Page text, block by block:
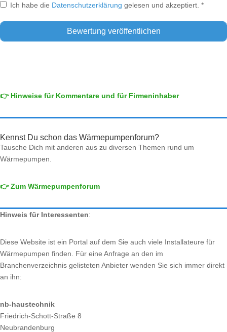
Ich habe die Datenschutzerklärung gelesen und akzeptiert. *
👉 Hinweise für Kommentare und für Firmeninhaber
Kennst Du schon das Wärmepumpenforum?
Tausche Dich mit anderen aus zu diversen Themen rund um
Wärmepumpen.
👉 Zum Wärmepumpenforum
Hinweis für Interessenten:
Diese Website ist ein Portal auf dem Sie auch viele Installateure für
Wärmepumpen finden. Für eine Anfrage an den im
Branchenverzeichnis gelisteten Anbieter wenden Sie sich immer direkt
an ihn:
nb-haustechnik
Friedrich-Schott-Straße 8
Neubrandenburg